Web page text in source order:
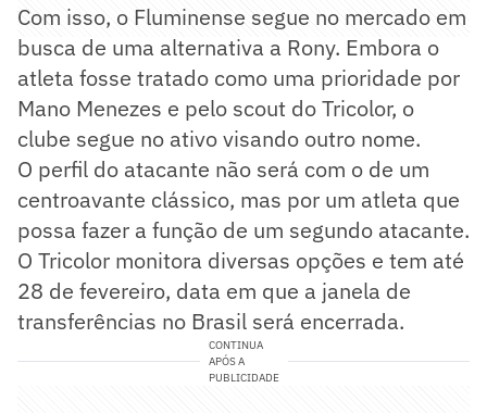
Com isso, o Fluminense segue no mercado em
busca de uma alternativa a Rony. Embora o
atleta fosse tratado como uma prioridade por
Mano Menezes e pelo scout do Tricolor, o
clube segue no ativo visando outro nome.
O perfil do atacante não será com o de um
centroavante clássico, mas por um atleta que
possa fazer a função de um segundo atacante.
O Tricolor monitora diversas opções e tem até
28 de fevereiro, data em que a janela de
transferências no Brasil será encerrada.
CONTINUA
APÓS A
PUBLICIDADE